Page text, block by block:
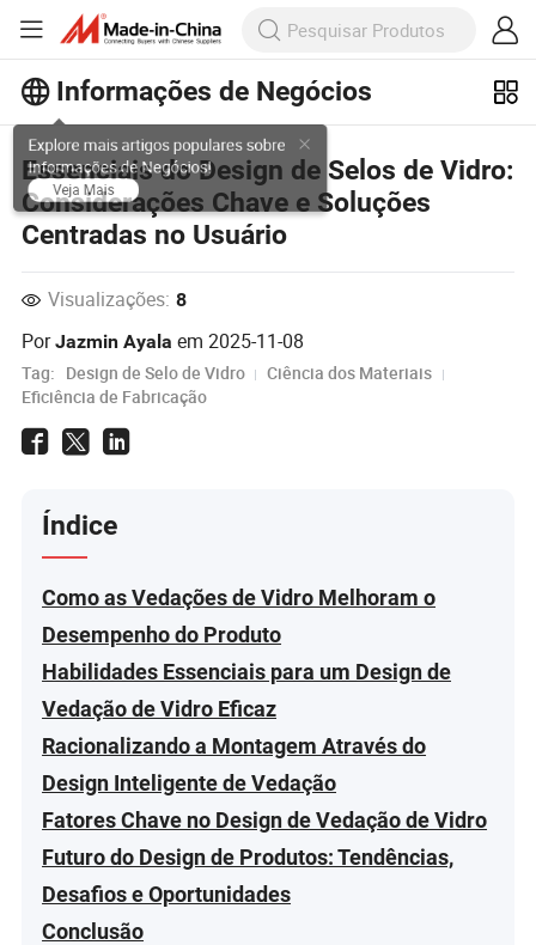
Informações de Negócios
Explore mais artigos populares sobre
Informações de Negócios!
Veja Mais
Essenciais do Design de Selos de Vidro:
Considerações Chave e Soluções
Centradas no Usuário
Visualizações: 8
PorJazmin Ayala em2025-11-08
Tag: Design de Selo de Vidro
Ciência dos Materiais
Eficiência de Fabricação
Índice
Como as Vedações de Vidro Melhoram o
Desempenho do Produto
Habilidades Essenciais para um Design de
Vedação de Vidro Eficaz
Racionalizando a Montagem Através do
Design Inteligente de Vedação
Fatores Chave no Design de Vedação de Vidro
Futuro do Design de Produtos: Tendências,
Desafios e Oportunidades
Conclusão